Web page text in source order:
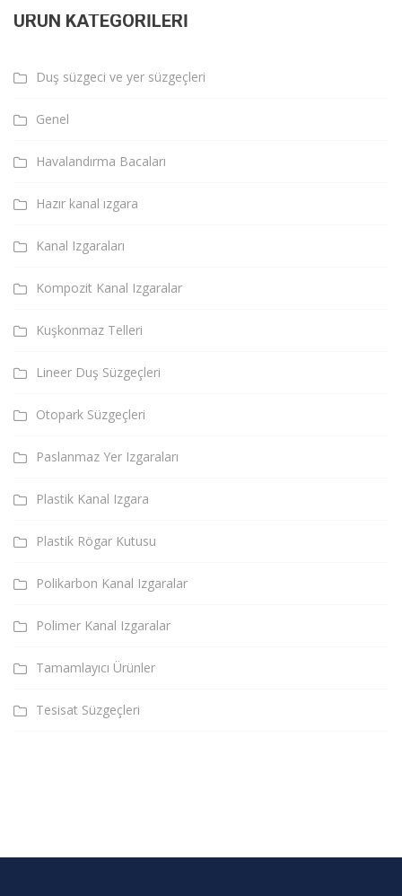
ÜRÜN KATEGORILERI
Duş süzgeci ve yer süzgeçleri
Genel
Havalandırma Bacaları
Hazır kanal ızgara
Kanal Izgaraları
Kompozit Kanal Izgaralar
Kuşkonmaz Telleri
Lineer Duş Süzgeçleri
Otopark Süzgeçleri
Paslanmaz Yer Izgaraları
Plastik Kanal Izgara
Plastik Rögar Kutusu
Polikarbon Kanal Izgaralar
Polimer Kanal Izgaralar
Tamamlayıcı Ürünler
Tesisat Süzgeçleri